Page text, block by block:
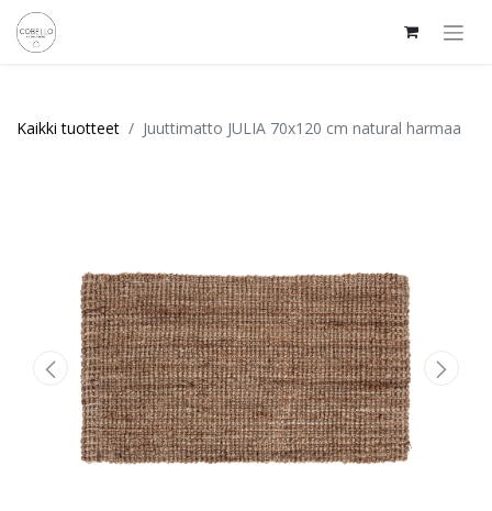
Kaikki tuotteet Juuttimatto JULIA 70x120 cm natural harmaa